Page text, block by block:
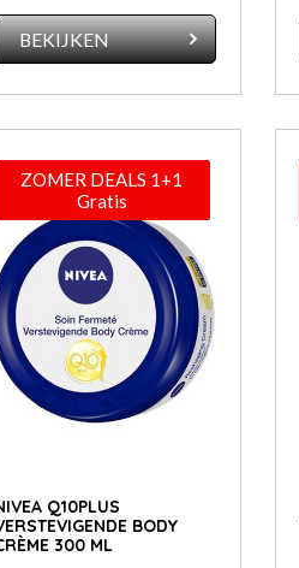
BEKIJKEN
ZOMER DEALS 1+1
Gratis
Q10PLUS
BODY
300 ML